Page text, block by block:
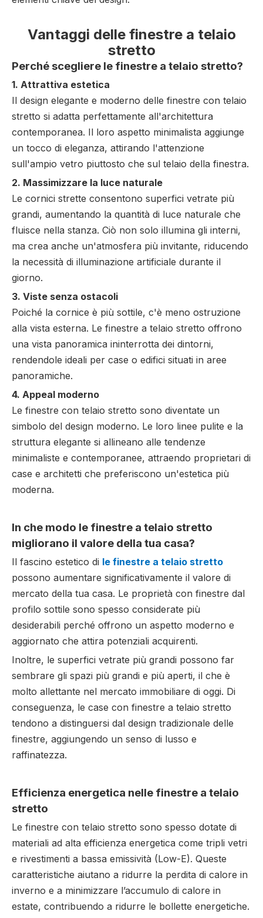
Vantaggi delle finestre a telaio
stretto
Perché scegliere le finestre a telaio stretto?
1. Attrattiva estetica
Il design elegante e moderno delle finestre con telaio
stretto si adatta perfettamente all'architettura
contemporanea. Il loro aspetto minimalista aggiunge
un tocco di eleganza, attirando l'attenzione
sull'ampio vetro piuttosto che sul telaio della finestra.
2. Massimizzare la luce naturale
Le cornici strette consentono superfici vetrate più
grandi, aumentando la quantità di luce naturale che
fluisce nella stanza. Ciò non solo illumina gli interni,
ma crea anche un'atmosfera più invitante, riducendo
la necessità di illuminazione artificiale durante il
giorno.
3. Viste senza ostacoli
Poiché la cornice è più sottile, c'è meno ostruzione
alla vista esterna. Le finestre a telaio stretto offrono
una vista panoramica ininterrotta dei dintorni,
rendendole ideali per case o edifici situati in aree
panoramiche.
4. Appeal moderno
Le finestre con telaio stretto sono diventate un
simbolo del design moderno. Le loro linee pulite e la
struttura elegante si allineano alle tendenze
minimaliste e contemporanee, attraendo proprietari di
case e architetti che preferiscono un'estetica più
moderna.
In che modo le finestre a telaio stretto
migliorano il valore della tua casa?
Il fascino estetico di le finestre a telaio stretto
possono aumentare significativamente il valore di
mercato della tua casa. Le proprietà con finestre dal
profilo sottile sono spesso considerate più
desiderabili perché offrono un aspetto moderno e
aggiornato che attira potenziali acquirenti.
Inoltre, le superfici vetrate più grandi possono far
sembrare gli spazi più grandi e più aperti, il che è
molto allettante nel mercato immobiliare di oggi. Di
conseguenza, le case con finestre a telaio stretto
tendono a distinguersi dal design tradizionale delle
finestre, aggiungendo un senso di lusso e
raffinatezza.
Efficienza energetica nelle finestre a telaio
stretto
Le finestre con telaio stretto sono spesso dotate di
materiali ad alta efficienza energetica come tripli vetri
e rivestimenti a bassa emissività (Low-E). Queste
caratteristiche aiutano a ridurre la perdita di calore in
inverno e a minimizzare l’accumulo di calore in
estate, contribuendo a ridurre le bollette energetiche.